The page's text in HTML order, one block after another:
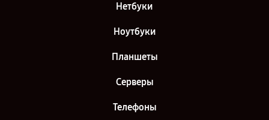
Нетбуки
Ноутбуки
Планшеты
Серверы
Телефоны